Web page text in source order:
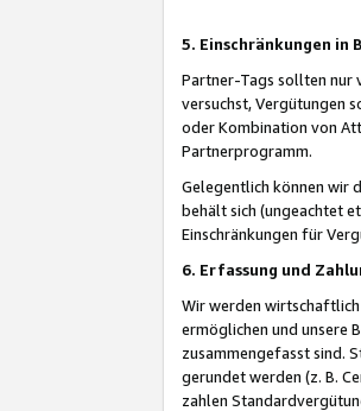
5. Einschränkungen in
Partner-Tags sollten nur
versuchst, Vergütungen
oder Kombination von
Partnerprogramm.
Gelegentlich können wir
behält sich (ungeachtet
Einschränkungen für
6. Erfassung und
Wir werden
ermöglichen und unsere
zusammengefasst sind.
gerundet werden (z. B.
zahlen